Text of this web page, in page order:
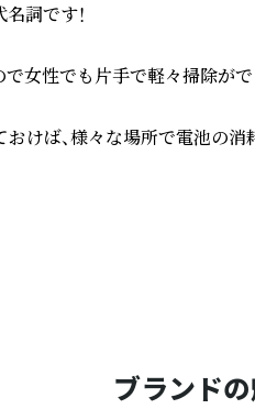
詞です！
女性でも片手で軽々掃除がで
けば、様々な場所で電池の消
ブランド